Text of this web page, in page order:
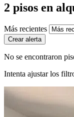
2 pisos en
Más recientes
Crear alerta
No se encontraron
Intenta ajustar los